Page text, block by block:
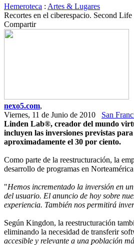
Hemeroteca : Artes & Lugares
Recortes en el ciberespacio. Second
Compartir
nexo5.com,
Viernes, 11 de Junio de 2010 San
Linden Lab®, creador del mundo
incluyen las inversiones previstas
aproximadamente el 30 por ciento.
Como parte de la reestructuración, la
desarrollo de programas en
"Hemos incrementado la inversión en
del usuario. El anuncio de hoy sobre
experiencia. También nos permitirá
Según Kingdon, la reestructuración
eliminando la necesidad de transferir
accesible y relevante a una población